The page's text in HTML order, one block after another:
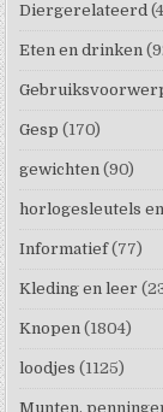
Diergerelateerd
Eten en drinken
Gesp (170)
gewichten (90)
horlogesleutels
Informatief (77)
Kleding en leer
Knopen (1804)
loodjes (1125)
Munten,